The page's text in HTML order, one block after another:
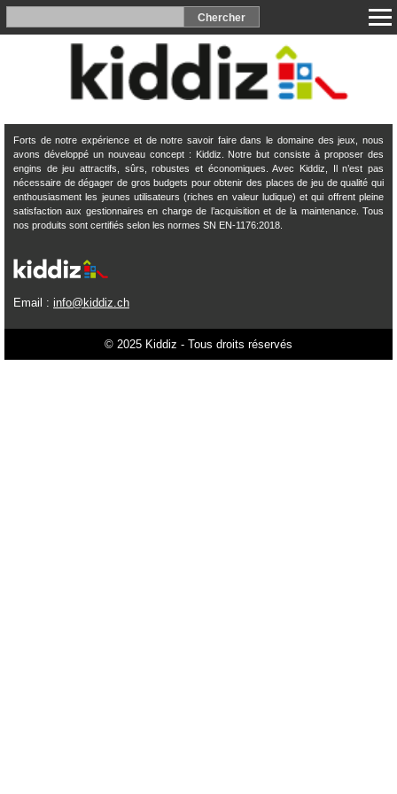
Forts de notre expérience et de notre savoir faire dans le domaine des jeux, nous
avons développé un nouveau concept : Kiddiz. Notre but consiste à proposer des
engins de jeu attractifs, sûrs, robustes et économiques. Avec Kiddiz, Il n’est pas
nécessaire de dégager de gros budgets pour obtenir des places de jeu de qualité qui
enthousiasment les jeunes utilisateurs (riches en valeur ludique) et qui offrent pleine
satisfaction aux gestionnaires en charge de l’acquisition et de la maintenance. Tous
nos produits sont certifiés selon les normes SN EN-1176:2018.
Email : info@kiddiz.ch
© 2025 Kiddiz - Tous droits réservés